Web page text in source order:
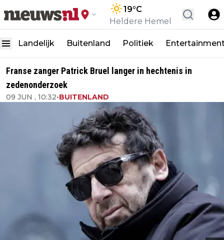
19°C
Heldere Hemel
Landelijk Buitenland Politiek
Franse zanger Patrick Bruel langer in hechtenis in
zedenonderzoek
09 JUN , 10:32•BUITENLAND